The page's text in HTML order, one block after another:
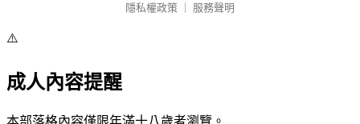
隱私權政策
服務聲明
⚠️
成人內容提醒
本部落格內容僅限年滿十八歲者瀏覽。